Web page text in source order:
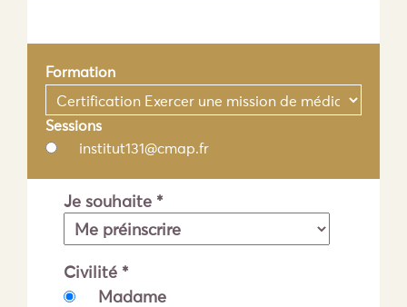
Formation
Sessions
institut131@cmap.fr
Je souhaite *
Civilité *
Madame